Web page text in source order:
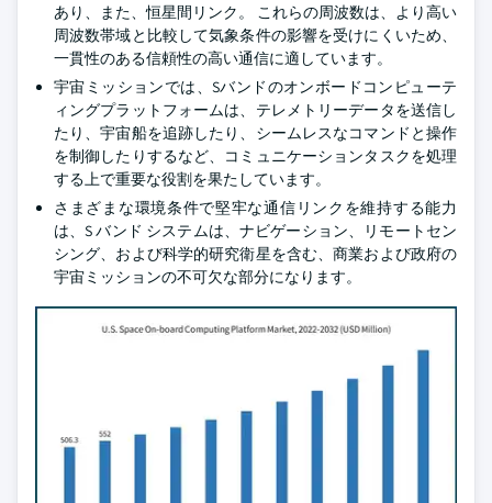
あり、また、恒星間リンク。 これらの周波数は、より高い
周波数帯域と比較して気象条件の影響を受けにくいため、
一貫性のある信頼性の高い通信に適しています。
宇宙ミッションでは、Sバンドのオンボードコンピューテ
ィングプラットフォームは、テレメトリーデータを送信し
たり、宇宙船を追跡したり、シームレスなコマンドと操作
を制御したりするなど、コミュニケーションタスクを処理
する上で重要な役割を果たしています。
さまざまな環境条件で堅牢な通信リンクを維持する能力
は、S バンド システムは、ナビゲーション、リモートセン
シング、および科学的研究衛星を含む、商業および政府の
宇宙ミッションの不可欠な部分になります。